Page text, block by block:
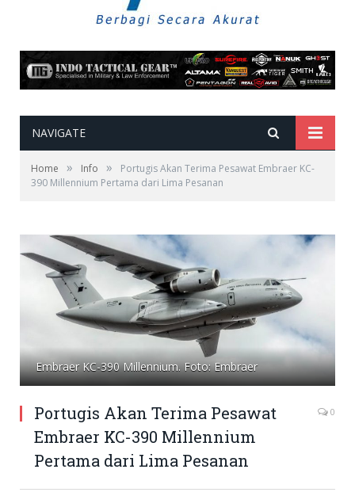
NAVIGATE
Home » Info »
Portugis Akan Terima Pesawat Embraer KC-
390 Millennium Pertama dari Lima Pesanan
Embraer KC-390 Millennium. Foto: Embraer
Portugis Akan Terima Pesawat
Embraer KC-390 Millennium
Pertama dari Lima Pesanan
0